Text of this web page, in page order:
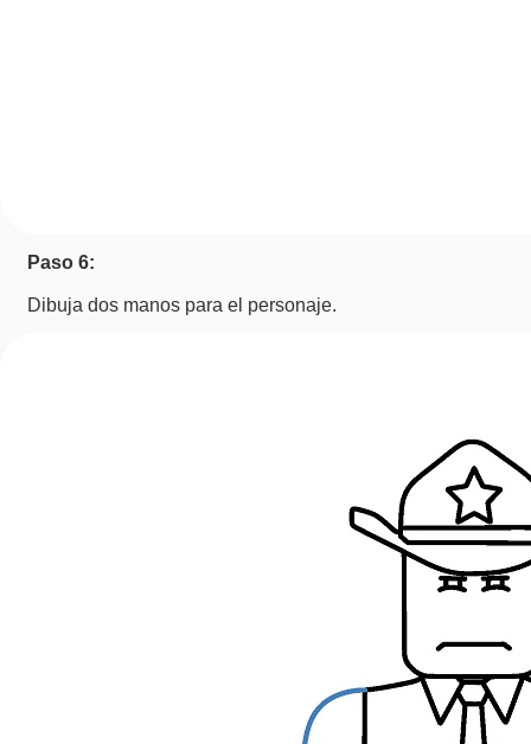
Paso 6:
Dibuja dos manos para el personaje.